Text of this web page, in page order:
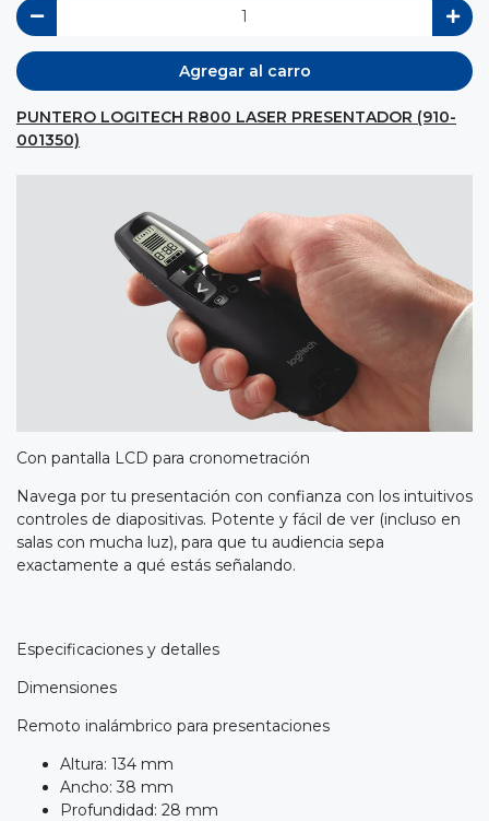
Agregar al carro
PUNTERO LOGITECH R800 LASER PRESENTADOR (910-
001350)
Con pantalla LCD para cronometración
Navega por tu presentación con confianza con los intuitivos
controles de diapositivas. Potente y fácil de ver (incluso en
salas con mucha luz), para que tu audiencia sepa
exactamente a qué estás señalando.
Especificaciones y detalles
Dimensiones
Remoto inalámbrico para presentaciones
Altura: 134 mm
Ancho: 38 mm
Profundidad: 28 mm